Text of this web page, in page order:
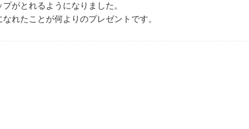
がとれるようになりました。
れたことが何よりのプレゼントです。